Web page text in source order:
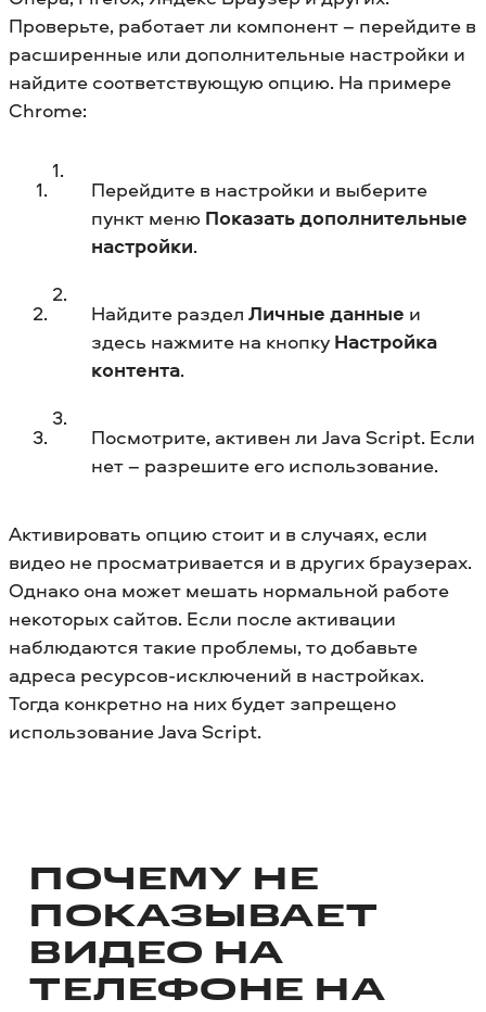
Проверьте, работает ли компонент – перейдите в
расширенные или дополнительные настройки и
найдите соответствующую опцию. На примере
Chrome:
Перейдите в настройки и выберите
пункт меню Показать дополнительные
настройки.
Найдите раздел Личные данные и
здесь нажмите на кнопку Настройка
контента.
Посмотрите, активен ли Java Script. Если
нет – разрешите его использование.
Активировать опцию стоит и в случаях, если
видео не просматривается и в других браузерах.
Однако она может мешать нормальной работе
некоторых сайтов. Если после активации
наблюдаются такие проблемы, то добавьте
адреса ресурсов-исключений в настройках.
Тогда конкретно на них будет запрещено
использование Java Script.
ПОЧЕМУ НЕ
ПОКАЗЫВАЕТ
ВИДЕО НА
ТЕЛЕФОНЕ НА